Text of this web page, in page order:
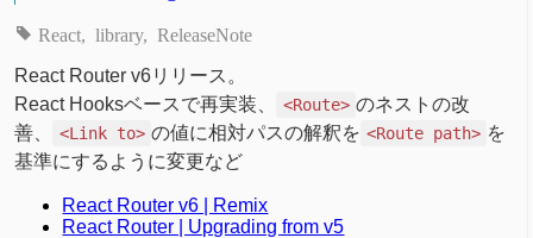
React library ReleaseNote
React Router v6リリース。
React Hooksベースで再実装、
<Route> のネストの改
善、
<Link to> の値に相対パスの解釈を <Route path> を
基準にするように変更など
React Router v6 | Remix
React Router | Upgrading from v5